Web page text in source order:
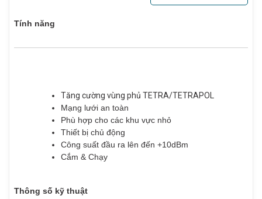
Tính năng
Tăng cường vùng phủ TETRA/TETRAPOL
Mạng lưới an toàn
Phù hợp cho các khu vực nhỏ
Thiết bị chủ động
Công suất đầu ra lên đến +10dBm
Cắm & Chạy
Thông số kỹ thuật